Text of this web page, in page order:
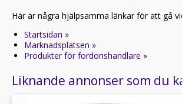
Här är några hjälpsamma länkar för att gå
Startsidan »
Marknadsplatsen »
Produkter för fordonshandlare »
Liknande annonser som du